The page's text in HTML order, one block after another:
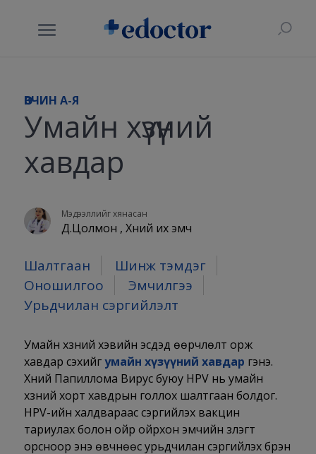
ӨВЧИН A-Я
Умайн хүзүүний
хавдар
Мэдээллийг хянасан
Д.Цолмон , Хүний их эмч
Шалтгаан
Шинж тэмдэг
Оношилгоо
Эмчилгээ
Урьдчилан сэргийлэлт
Умайн хүзүүний хэвийн эсүүдэд өөрчлөлт орж
хавдар үүсэхийгумайн хүзүүний хавдар гэнэ.
Хүний Папиллома Вирус буюу HPV нь умайн
хүзүүний хорт хавдрын голлох шалтгаан болдог.
HPV-ийн халдвараас сэргийлэх вакцин
тариулах болон ойр ойрхон эмчийн үзлэгт
орсноор энэ өвчнөөс урьдчилан сэргийлэх бүрэн